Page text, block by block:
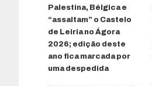
Palestina, Bélgica e
“assaltam” o Castelo
de Leiria no Ágora
2026; edição deste
ano fica marcada por
uma despedida